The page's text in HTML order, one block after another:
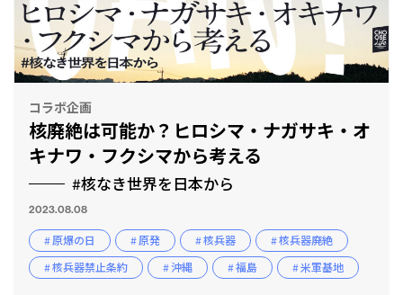
コラボ企画
核廃絶は可能か？ヒロシマ・ナガサキ・オ
キナワ・フクシマから考える
#核なき世界を日本から
2023.08.08
# 原爆の日 # 原発 # 核兵器
# 核兵器廃絶
# 核兵器禁止条約
# 沖縄 # 福島 # 米軍基地